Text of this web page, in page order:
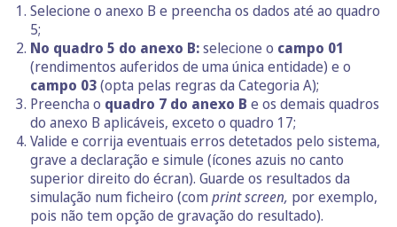
Selecione o anexo B e preencha os dados até ao quadro
5;
No quadro 5 do anexo B:selecione o campo 01
(rendimentos auferidos de uma única entidade) e o
campo 03(opta pelas regras da Categoria A);
Preencha o quadro 7 do anexo B e os demais quadros
do anexo B aplicáveis, exceto o quadro 17;
Valide e corrija eventuais erros detetados pelo sistema,
grave a declaração e simule (ícones azuis no canto
superior direito do écran). Guarde os resultados da
simulação num ficheiro (com print screen, por exemplo,
pois não tem opção de gravação do resultado).